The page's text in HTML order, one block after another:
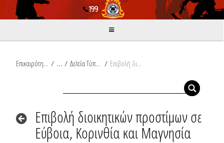
Επικαιρότητα / Δελτία Τύπου / Επιβολή διοικητικών προστίμων σε Εύβοια, Κορινθία και Μαγνησία
Επιβολή διοικητικών προστίμων σε
Εύβοια, Κορινθία και Μαγνησία